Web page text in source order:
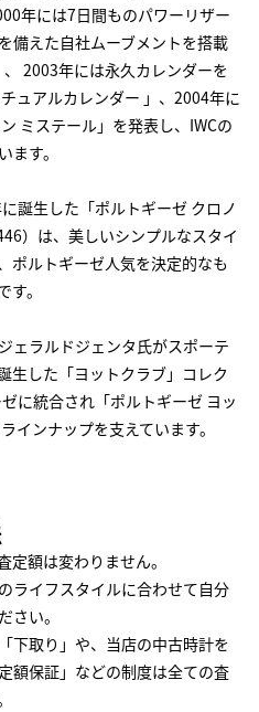
年には7日間ものパワーリザー
備えた自社ムーブメントを搭載
2003年には永久カレンダーを
ュアルカレンダー 」、2004年に
ミステール」を発表し、IWCの
す。
誕生した「ポルトギーゼ クロノ
）は、美しいシンプルなスタイ
ポルトギーゼ人気を決定的なも
。
ェラルドジェンタ氏がスポーテ
生した「ヨットクラブ」コレク
に統合され「ポルトギーゼ ヨッ
インナップを支えています。
定額は変わりません。
ライフスタイルに合わせて自分
さい。
下取り」や、当店の中古時計を
額保証」などの制度は全ての査